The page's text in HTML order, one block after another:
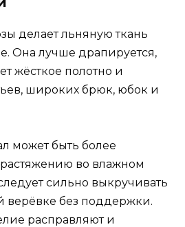
делает льняную ткань
Она лучше драпируется,
жёсткое полотно и
широких брюк, юбок и
может быть более
во влажном
сильно выкручивать
верёвке без поддержки.
расправляют и